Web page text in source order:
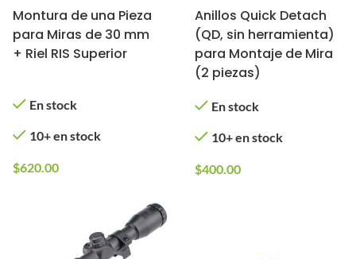
Montura de una Pieza
para Miras de 30 mm
+ Riel RIS Superior
En stock
10+ en stock
$620.00
Anillos Quick Detach
(QD, sin herramienta)
para Montaje de Mira
(2 piezas)
En stock
10+ en stock
$400.00